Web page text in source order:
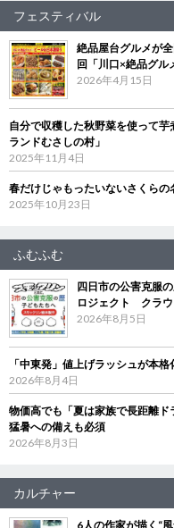
フェスティバル
絶品屋台グルメが
回「川口×絶品グル
2026年4月15日
自分で収穫した秋野菜を使って
ランドむさしの村」
2025年11月4日
春だけじゃもったいないさくら
2025年10月23日
ふむふむ
四日市の公害克服
ロジェクト クラウ
2026年8月5日
「中東発」値上げラッシュが本
2026年8月4日
物価高でも「夏は家族で長距離
猛暑への備えも必須
2026年8月3日
カルチャー
6人の作家が描く“